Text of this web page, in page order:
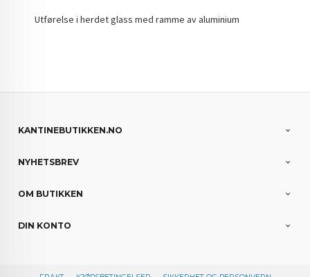
Utførelse i herdet glass med ramme av aluminium
KANTINEBUTIKKEN.NO
NYHETSBREV
OM BUTIKKEN
DIN KONTO